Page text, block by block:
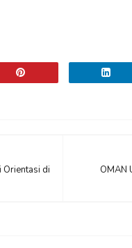
OMAN
Orientasi di